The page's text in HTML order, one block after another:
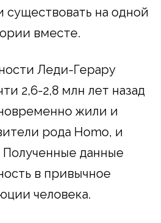
существовать на одной
вместе.
Леди-Герару
2,6-2,8 млн лет назад
жили и
рода Homo, и
Полученные данные
в привычное
человека.